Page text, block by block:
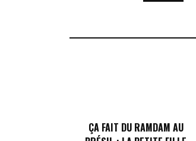
ÇA FAIT DU RAMDAM AU